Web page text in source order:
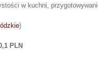
w kuchni,
)
PLN